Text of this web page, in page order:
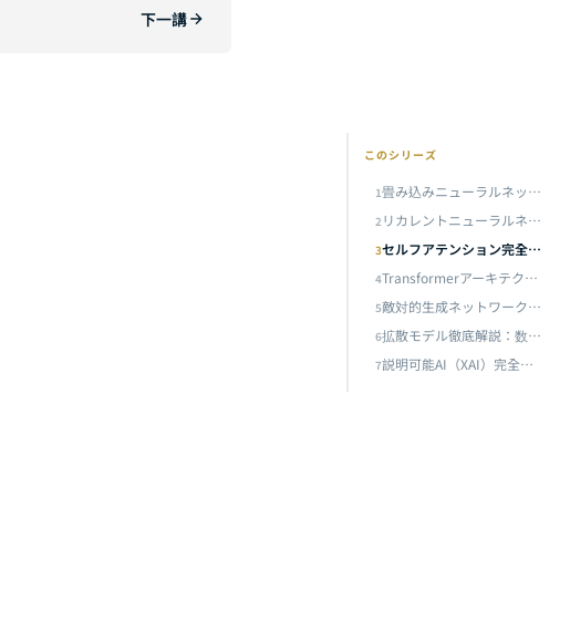
敵対的生成ネットワーク完全ガイド：ゼロサムゲームからStyleGANまで——AI生成の敵対的アートをマスターする
下一講
このシリーズ
1 畳み込みニューラルネットワーク完全ガイド：視覚野からのインスピレーションからMNIST実践まで、インタラクティブ3Dアーキテクチャ可視化付き
2 リカレントニューラルネットワーク完全ガイド：系列モデリングからLSTMの実践まで——時系列AIのコアエンジンを習得する
3 セルフアテンション完全ガイド：Transformerの原理からGPTとViTの実践まで——AI革命のコアエンジンを理解する
4 Transformerアーキテクチャ完全ガイド：エンコーダ・デコーダからGPT、T5、ViTまで——AIインフラストラクチャのコアエンジンを徹底解剖
5 敵対的生成ネットワーク完全ガイド：ゼロサムゲームからStyleGANまで——AI生成の敵対的アートをマスターする
6 拡散モデル徹底解説：数学的基礎からStable Diffusion実践まで——生成AIのコアエンジンをマスターする
7 説明可能AI（XAI）完全ガイド：ブラックボックスを開く――LIME、SHAPからGrad-CAMハンズオンまで